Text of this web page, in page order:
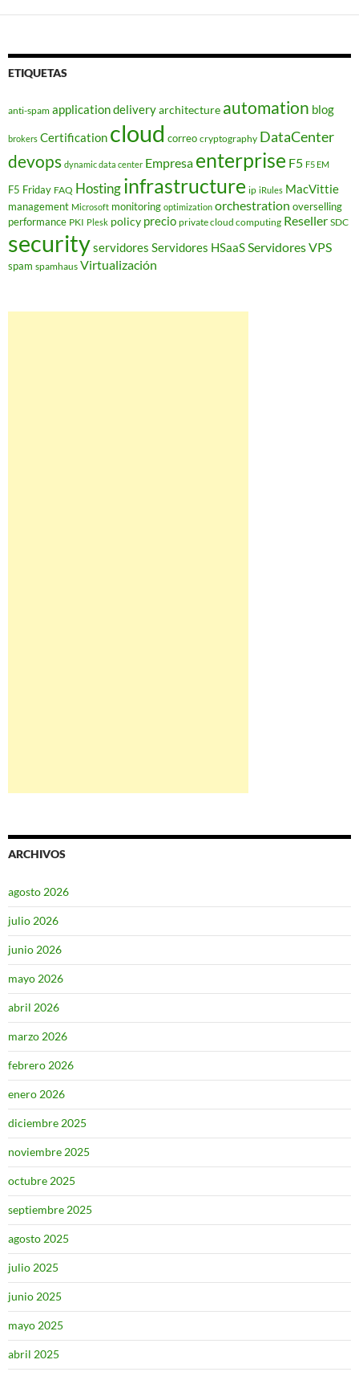
ETIQUETAS
anti-spam application deliveryarchitecture automation blog
brokers Certification cloud correo cryptography DataCenter
devops dynamic data center Empresa enterprise F5 F5 EM
F5 Friday FAQ Hostinginfrastructure ip iRules MacVittie
management Microsoft monitoring optimization orchestration overselling
performance PKI Plesk policy precio private cloud computing Reseller SDC
securityservidores Servidores HSaaSServidores VPS
spam spamhaus Virtualización
ARCHIVOS
agosto 2026
julio 2026
junio 2026
mayo 2026
abril 2026
marzo 2026
febrero 2026
enero 2026
diciembre 2025
noviembre 2025
octubre 2025
septiembre 2025
agosto 2025
julio 2025
junio 2025
mayo 2025
abril 2025